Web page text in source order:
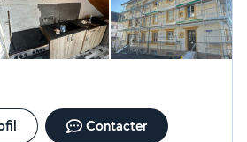
Contacter